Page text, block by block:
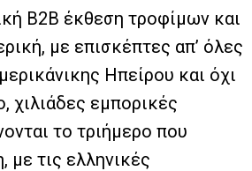
Β2Β έκθεση τροφίμων και
με επισκέπτες απ’ όλες
Ηπείρου και όχι
χιλιάδες εμπορικές
το τριήμερο που
με τις ελληνικές